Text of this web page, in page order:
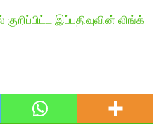
இப்பதிவுவின் லிங்க்